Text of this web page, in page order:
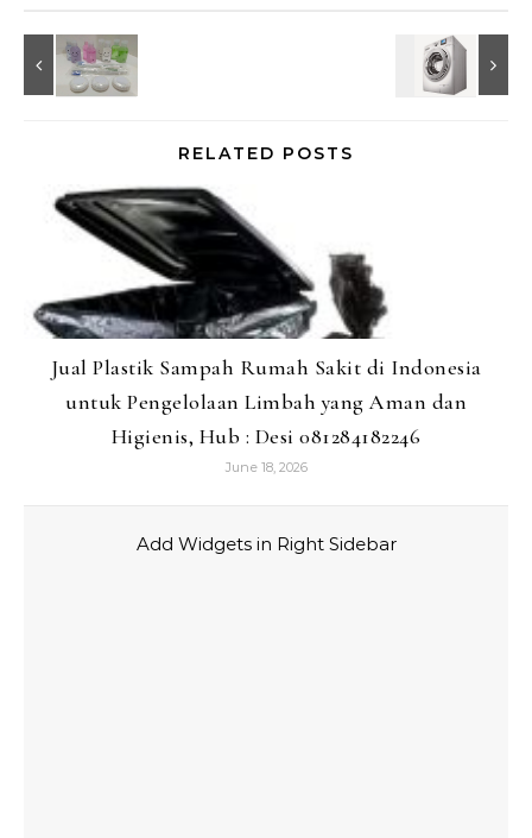
RELATED POSTS
Jual Plastik Sampah Rumah Sakit di Indonesia
untuk Pengelolaan Limbah yang Aman dan
Higienis, Hub : Desi 081284182246
June 18, 2026
Add Widgets in Right Sidebar